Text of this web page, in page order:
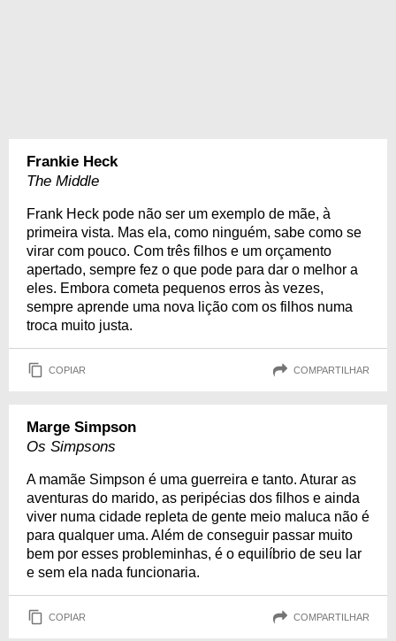
Frankie Heck
The Middle
Frank Heck pode não ser um exemplo de mãe, à
primeira vista. Mas ela, como ninguém, sabe como se
virar com pouco. Com três filhos e um orçamento
apertado, sempre fez o que pode para dar o melhor a
eles. Embora cometa pequenos erros às vezes,
sempre aprende uma nova lição com os filhos numa
troca muito justa.
COPIAR COMPARTILHAR
Marge Simpson
Os Simpsons
A mamãe Simpson é uma guerreira e tanto. Aturar as
aventuras do marido, as peripécias dos filhos e ainda
viver numa cidade repleta de gente meio maluca não é
para qualquer uma. Além de conseguir passar muito
bem por esses probleminhas, é o equilíbrio de seu lar
e sem ela nada funcionaria.
COPIAR COMPARTILHAR